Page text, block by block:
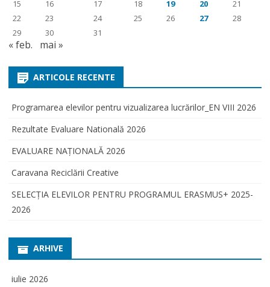
15
16 17 18 19 20
21
22
23 24 25 26 27
28
29
30 31
« feb. mai »
ARTICOLE RECENTE
Programarea elevilor pentru vizualizarea lucrărilor_EN VIII 2026
Rezultate Evaluare Natională 2026
EVALUARE NAŢIONALĂ 2026
Caravana Reciclării Creative
SELECŢIA ELEVILOR PENTRU PROGRAMUL ERASMUS+ 2025-
2026
ARHIVE
iulie 2026